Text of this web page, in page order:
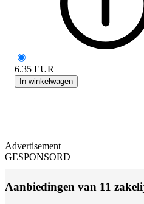
6.35 EUR
In winkelwagen
Advertisement
GESPONSORD
Aanbiedingen van 11